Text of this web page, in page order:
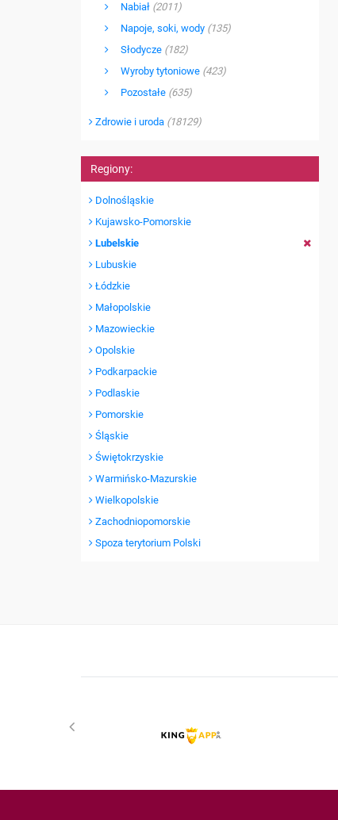
Nabiał (2011)
Napoje, soki, wody (135)
Słodycze (182)
Wyroby tytoniowe (423)
Pozostałe (635)
Zdrowie i uroda (18129)
Regiony:
Dolnośląskie
Kujawsko-Pomorskie
Lubelskie
Lubuskie
Łódzkie
Małopolskie
Mazowieckie
Opolskie
Podkarpackie
Podlaskie
Pomorskie
Śląskie
Świętokrzyskie
Warmińsko-Mazurskie
Wielkopolskie
Zachodniopomorskie
Spoza terytorium Polski